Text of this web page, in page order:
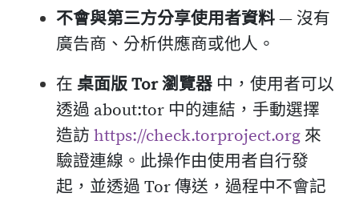
不會與第三方分享使用者資料— 沒有
廣告商、分析供應商或他人。
在 桌面版 Tor 瀏覽器 中，使用者可以
透過 about:tor 中的連結，手動選擇
造訪 https://check.torproject.org 來
驗證連線。此操作由使用者自行發
起，並透過 Tor 傳送，過程中不會記